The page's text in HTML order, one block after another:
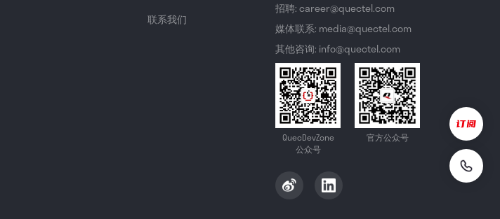
联系我们
招聘: career@quectel.com
媒体联系: media@quectel.com
其他咨询: info@quectel.com
QuecDevZone
公众号
官方公众号